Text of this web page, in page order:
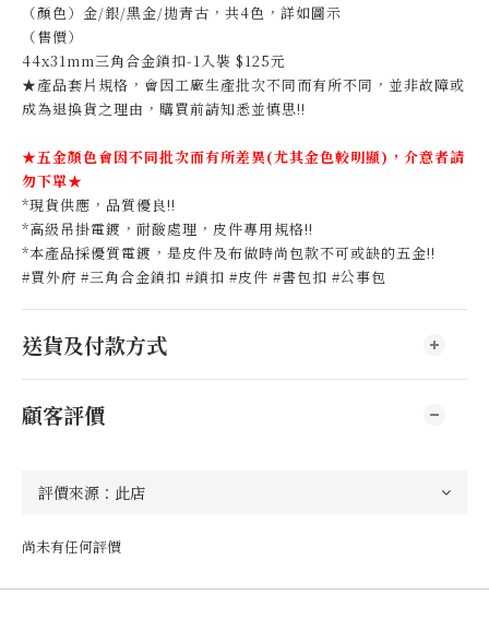
（顏色）金/銀/黑金/拋青古，共4色，詳如圖示
（售價）
44x31mm三角合金鎖扣-1入裝 $125元
★產品套片規格，會因工廠生產批次不同而有所不同，並非故障或
成為退換貨之理由，購買前請知悉並慎思!!
★五金顏色會因不同批次而有所差異(尤其金色較明顯)，介意者請
勿下單★
*現貨供應，品質優良!!
*高級吊掛電鍍，耐酸處理，皮件專用規格!!
*本產品採優質電鍍，是皮件及布做時尚包款不可或缺的五金!!
#買外府 #三角合金鎖扣 #鎖扣 #皮件 #書包扣 #公事包
送貨及付款方式
顧客評價
尚未有任何評價